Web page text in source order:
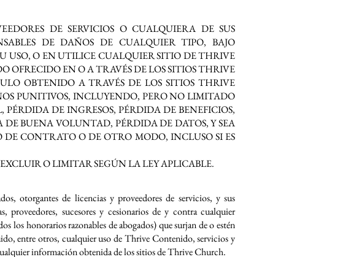
DE SERVICIOS O CUALQUIERA DE SUS
DE DAÑOS DE CUALQUIER TIPO, BAJO
USO, O EN UTILICE CUALQUIER SITIO DE THRIVE
EN O A TRAVÉS DE LOS SITIOS THRIVE
OBTENIDO A TRAVÉS DE LOS SITIOS THRIVE
PUNITIVOS, INCLUYENDO, PERO NO LIMITADO
DE INGRESOS, PÉRDIDA DE BENEFICIOS,
BUENA VOLUNTAD, PÉRDIDA DE DATOS, Y SEA
CONTRATO O DE OTRO MODO, INCLUSO SI ES
O LIMITAR SEGÚN LA LEY APLICABLE.
otorgantes de licencias y proveedores de servicios, y sus
proveedores, sucesores y cesionarios de y contra cualquier
los honorarios razonables de abogados) que surjan de o estén
entre otros, cualquier uso de Thrive Contenido, servicios y
información obtenida de los sitios de Thrive Church.